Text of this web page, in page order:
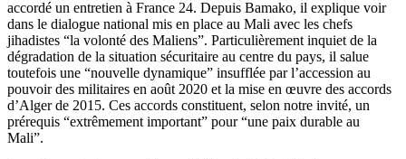
accordé un entretien à France 24. Depuis Bamako, il explique voir
dans le dialogue national mis en place au Mali avec les chefs
jihadistes “la volonté des Maliens”. Particulièrement inquiet de la
dégradation de la situation sécuritaire au centre du pays, il salue
toutefois une “nouvelle dynamique” insufflée par l’accession au
pouvoir des militaires en août 2020 et la mise en œuvre des accords
d’Alger de 2015. Ces accords constituent, selon notre invité, un
prérequis “extrêmement important” pour “une paix durable au
Mali”.